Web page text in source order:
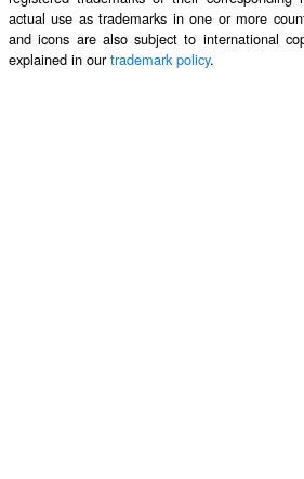
actual use as trademarks in one or more
and icons are also subject to international
explained in ourtrademark policy.